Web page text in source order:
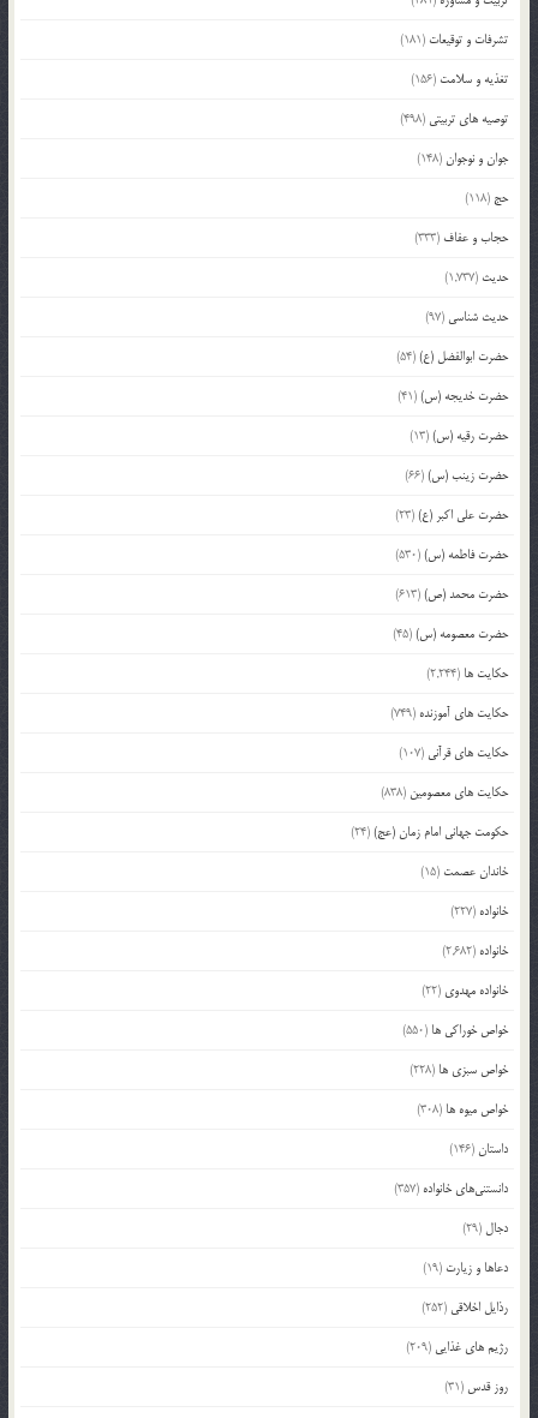
تشرفات و توقیعات (181)
تغذیه و سلامت (156)
توصیه های تربیتی (498)
جوان و نوجوان(148)
حج (118)
حجاب و عفاف (333)
حدیث (1,737)
حدیث شناسی (97)
حضرت ابوالفضل (ع)(54)
حضرت خدیجه (س)(41)
حضرت رقیه (س)(13)
حضرت زینب (س)(66)
حضرت علی اکبر (ع)(23)
حضرت فاطمه (س)(530)
حضرت محمد (ص)(613)
حضرت معصومه (س)(45)
حکایت ها (2,244)
حکایت های آموزنده (749)
حکایت های قرآنی (107)
حکایت های معصومین (838)
حکومت جهانی امام زمان (عج)(24)
خاندان عصمت (15)
خانواده (227)
خانواده (2,682)
خانواده مهدوی (22)
خواص خوراکی ها (550)
خواص سبزی ها (228)
خواص میوه ها (308)
داستان(146)
دانستنی‌های خانواده (357)
دجال (29)
دعاها و زیارت (19)
رذایل اخلاقی (252)
رژیم های غذایی (209)
روز قدس (31)